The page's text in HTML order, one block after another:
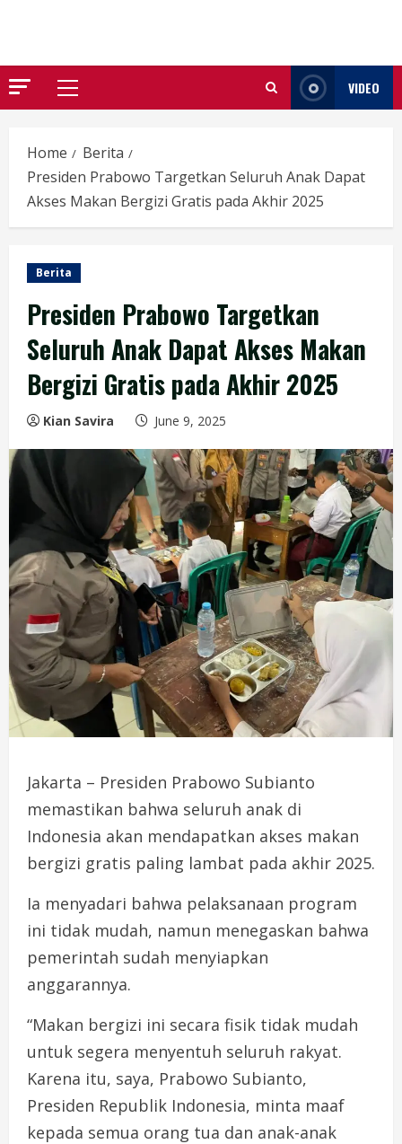
Primary
VIDEO
Home
Berita
Presiden Prabowo Targetkan Seluruh Anak Dapat
Akses Makan Bergizi Gratis pada Akhir 2025
Berita
Presiden Prabowo Targetkan
Seluruh Anak Dapat Akses Makan
Bergizi Gratis pada Akhir 2025
Kian Savira June 9, 2025
Jakarta – Presiden Prabowo Subianto
memastikan bahwa seluruh anak di
Indonesia akan mendapatkan akses makan
bergizi gratis paling lambat pada akhir 2025.
Ia menyadari bahwa pelaksanaan program
ini tidak mudah, namun menegaskan bahwa
pemerintah sudah menyiapkan
anggarannya.
“Makan bergizi ini secara fisik tidak mudah
untuk segera menyentuh seluruh rakyat.
Karena itu, saya, Prabowo Subianto,
Presiden Republik Indonesia, minta maaf
kepada semua orang tua dan anak-anak